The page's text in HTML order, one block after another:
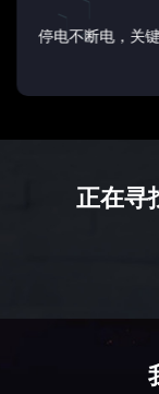
停电不断电，关
正在寻